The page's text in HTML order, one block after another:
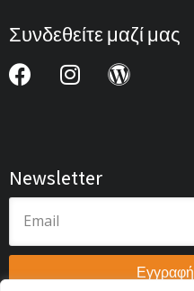
Συνδεθείτε μαζί μας
Newsletter
Εγγραφή